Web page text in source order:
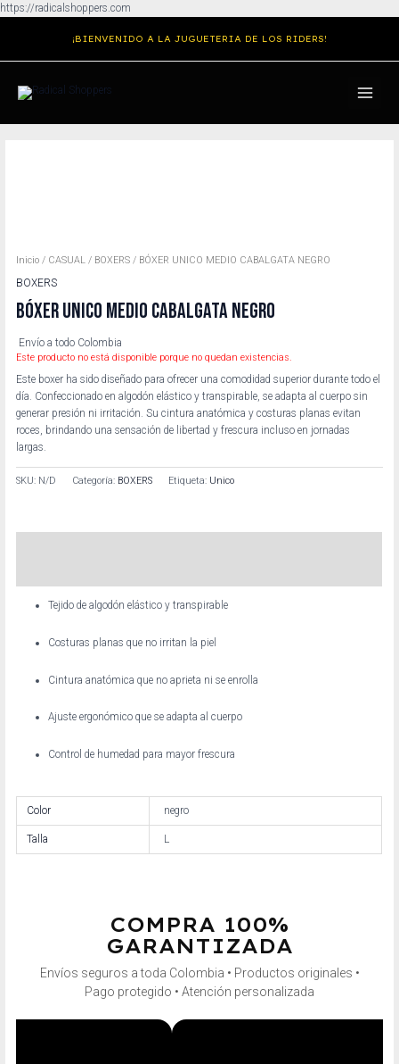
https://radicalshoppers.com
contenido
¡BIENVENIDO A LA JUGUETERIA DE LOS RIDERS!
MENU
Inicio / CASUAL / BOXERS / BÓXER UNICO MEDIO CABALGATA NEGRO
BOXERS
BÓXER UNICO MEDIO CABALGATA NEGRO
Envío a todo Colombia
Este producto no está disponible porque no quedan existencias.
Este boxer ha sido diseñado para ofrecer una comodidad superior durante todo el
día. Confeccionado en algodón elástico y transpirable, se adapta al cuerpo sin
generar presión ni irritación. Su cintura anatómica y costuras planas evitan
roces, brindando una sensación de libertad y frescura incluso en jornadas
largas.
SKU: N/D Categoría: BOXERS Etiqueta: Unico
Tejido de algodón elástico y transpirable
Costuras planas que no irritan la piel
Cintura anatómica que no aprieta ni se enrolla
Ajuste ergonómico que se adapta al cuerpo
Control de humedad para mayor frescura
Color negro
Talla L
COMPRA 100%
GARANTIZADA
Envíos seguros a toda Colombia • Productos originales •
Pago protegido • Atención personalizada